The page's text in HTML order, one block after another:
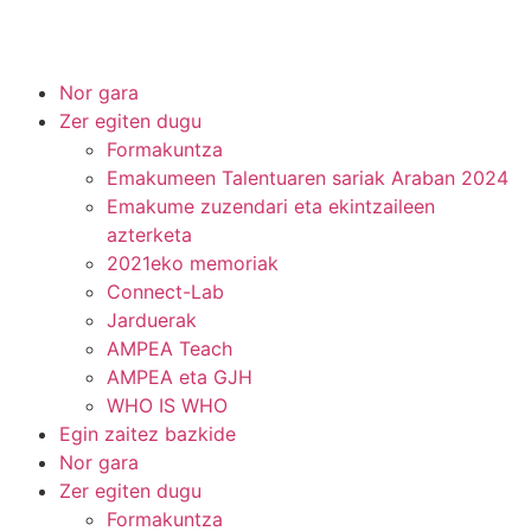
Nor gara
Zer egiten dugu
Formakuntza
Emakumeen Talentuaren sariak Araban 2024
Emakume zuzendari eta ekintzaileen
azterketa
2021eko memoriak
Connect-Lab
Jarduerak
AMPEA Teach
AMPEA eta GJH
WHO IS WHO
Egin zaitez bazkide
Nor gara
Zer egiten dugu
Formakuntza